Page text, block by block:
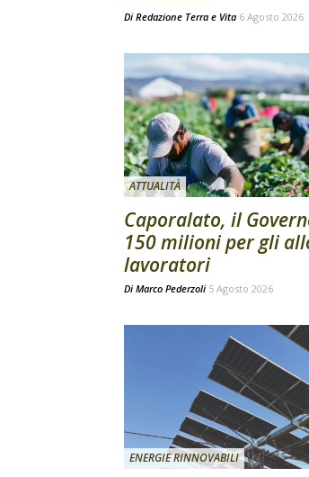
Di Redazione Terra e Vita 6 Agosto 2026
ATTUALITÀ
Caporalato, il
150 milioni per gli
lavoratori
Di Marco Pederzoli 5 Agosto 2026
ENERGIE RINNOVABILI